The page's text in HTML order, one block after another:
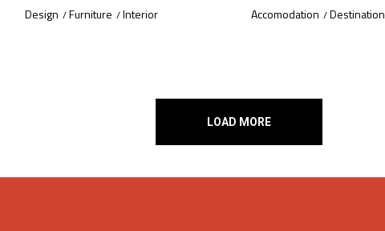
Design Furniture Interior Accomodation Destination
LOAD MORE